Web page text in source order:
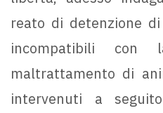
reato di detenzione
incompatibili
maltrattamento di
intervenuti a